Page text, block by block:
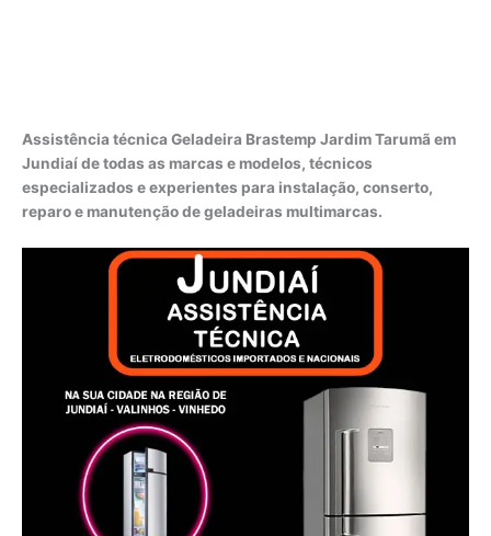
Assistência técnica Geladeira Brastemp Jardim Tarumã em
Jundiaí de todas as marcas e modelos, técnicos
especializados e experientes para instalação, conserto,
reparo e manutenção de geladeiras multimarcas.